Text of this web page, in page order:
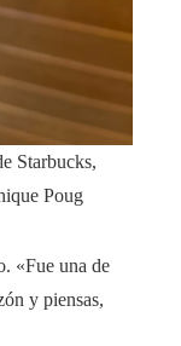
Starbucks,
Poug
«Fue una de
y piensas,